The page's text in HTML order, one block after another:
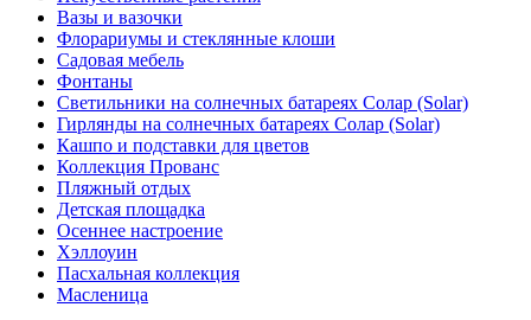
Вазы и вазочки
Флорариумы и стеклянные клоши
Садовая мебель
Фонтаны
Светильники на солнечных батареях Солар (Solar)
Гирлянды на солнечных батареях Солар (Solar)
Кашпо и подставки для цветов
Коллекция Прованс
Пляжный отдых
Детская площадка
Осеннее настроение
Хэллоуин
Пасхальная коллекция
Масленица